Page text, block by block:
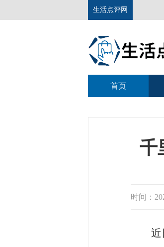
生活点评网
首页
时间：2026-05-20 15:10
全域出行报告》